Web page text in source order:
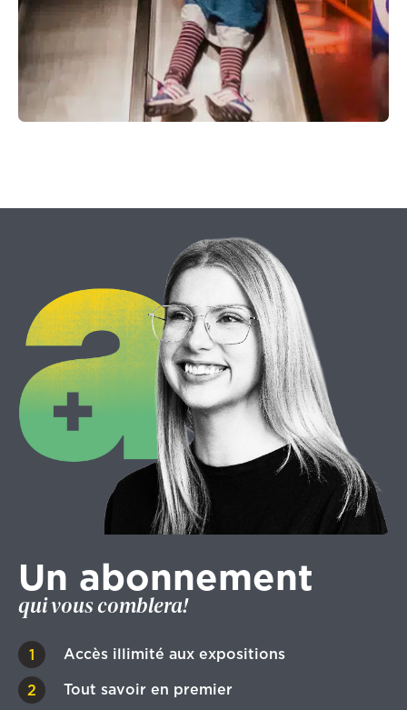
Un abonnement
qui vous comblera!
Accès illimité aux expositions
Tout savoir en premier